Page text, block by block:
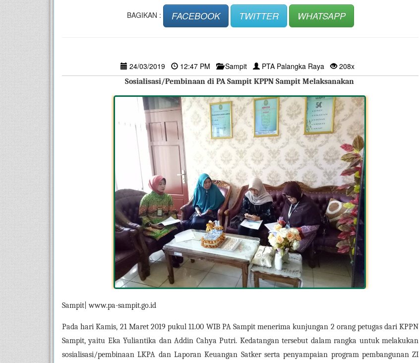
BAGIKAN : FACEBOOK TWITTER WHATSAPP
24/03/2019 12:47 PM Sampit PTA Palangka Raya 208x
Sosialisasi/Pembinaan di PA Sampit KPPN Sampit Melaksanakan
Sampit| www.pa-sampit.go.id
Pada hari Kamis, 21 Maret 2019 pukul 11.00 WIB PA Sampit menerima kunjungan 2 orang petugas dari KPPN
Sampit, yaitu Eka Yuliantika dan Addin Cahya Putri. Kedatangan tersebut dalam rangka untuk melakukan
sosialisasi/pembinaan LKPA dan Laporan Keuangan Satker serta penyampaian program pembangunan ZI